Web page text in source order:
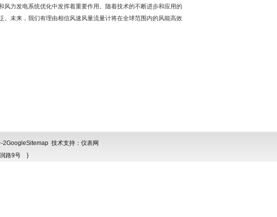
力发电系统优化中发挥着重要作用。随着技术的不断进步和应用的
未来，我们有理由相信风速风量流量计将在全球范围内的风能高效
2GoogleSitemap 技术支持：仪表网
润路9号 }